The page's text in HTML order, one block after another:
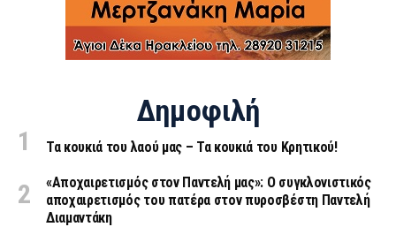
Δημοφιλή
Τα κουκιά του λαού μας – Τα κουκιά του Κρητικού!
«Aποχαιρετισμός στον Παντελή μας»: Ο συγκλονιστικός
αποχαιρετισμός του πατέρα στον πυροσβέστη Παντελή
Διαμαντάκη